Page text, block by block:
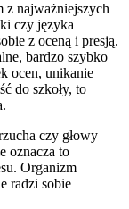
z najważniejszych
czy języka
z oceną i presją.
bardzo szybko
ocen, unikanie
do szkoły, to
czy głowy
oznacza to
Organizm
radzi sobie